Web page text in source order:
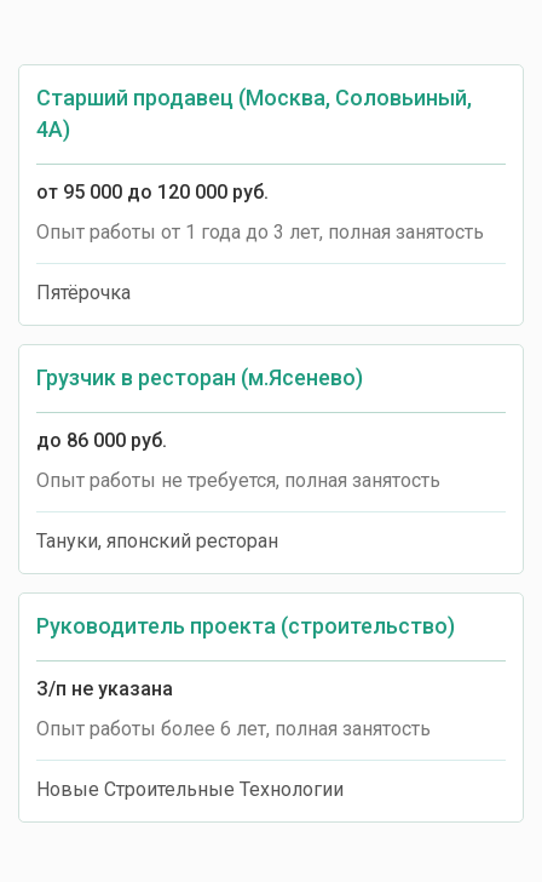
Старший продавец (Москва, Соловьиный,
4А)
от 95 000 до 120 000 руб.
Опыт работы от 1 года до 3 лет, полная занятость
Пятёрочка
Грузчик в ресторан (м.Ясенево)
до 86 000 руб.
Опыт работы не требуется, полная занятость
Тануки, японский ресторан
Руководитель проекта (строительство)
З/п не указана
Опыт работы более 6 лет, полная занятость
Новые Строительные Технологии